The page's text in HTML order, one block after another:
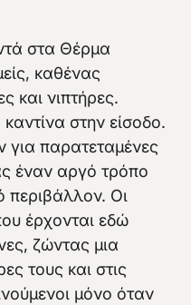
στα Θέρμα
καθένας
και νιπτήρες.
στην είσοδο.
για παρατεταμένες
έναν αργό τρόπο
περιβάλλον. Οι
έρχονται εδώ
ζώντας μια
τους και στις
μόνο όταν